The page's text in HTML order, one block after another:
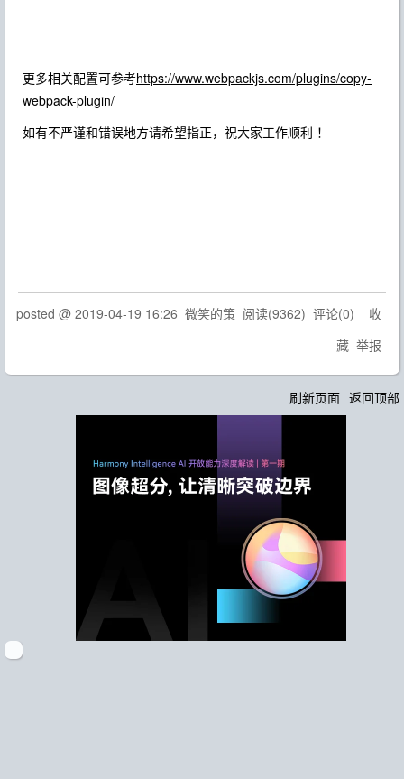
更多相关配置可参考https://www.webpackjs.com/plugins/copy-
webpack-plugin/
如有不严谨和错误地方请希望指正，祝大家工作顺利 ！
posted @ 2019-04-19 16:26 微笑的策 阅读(9362) 评论(0) 收
藏 举报
刷新页面 返回顶部